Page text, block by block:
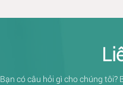
Bạn có câu hỏi gì cho chúng tôi?